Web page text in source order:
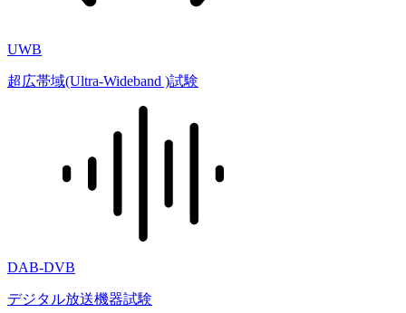
UWB
超広帯域(Ultra-Wideband )試験
DAB-DVB
デジタル放送機器試験